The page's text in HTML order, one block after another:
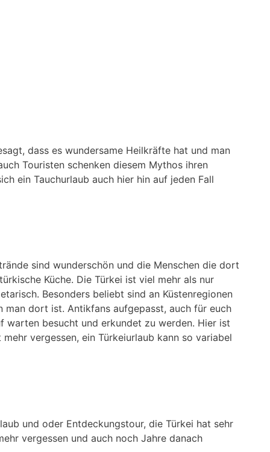
dass es wundersame Heilkräfte hat und man
Touristen schenken diesem Mythos ihren
ein Tauchurlaub auch hier hin auf jeden Fall
sind wunderschön und die Menschen die dort
Küche. Die Türkei ist viel mehr als nur
Besonders beliebt sind an Küstenregionen
man dort ist. Antikfans aufgepasst, auch für euch
warten besucht und erkundet zu werden. Hier ist
vergessen, ein Türkeiurlaub kann so variabel
und oder Entdeckungstour, die Türkei hat sehr
vergessen und auch noch Jahre danach